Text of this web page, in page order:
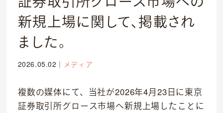
事業紹介
食
動物病院
新規上場に関して、掲載され
ました。
2026.05.02 ｜ メディア
複数の媒体にて、当社が2026年4月23日に東京
証券取引所グロース市場へ新規上場したことに